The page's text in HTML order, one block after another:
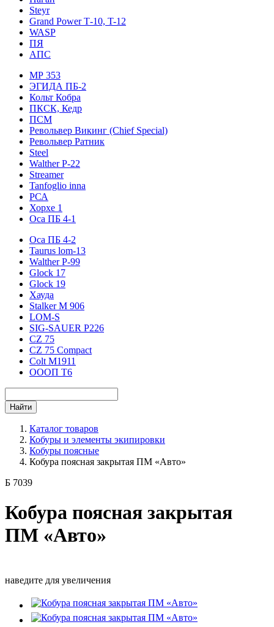
Steyr
Grand Power Т-10, T-12
WASP
ПЯ
АПС
МР 353
ЭГИДА ПБ-2
Кольт Кобра
ПКСК, Кедр
ПСМ
Револьвер Викинг (Chief Special)
Револьвер Ратник
Steel
Walther P-22
Streamer
Tanfoglio inna
РСА
Хорхе 1
Оса ПБ 4-1
Оса ПБ 4-2
Taurus lom-13
Walther P-99
Glock 17
Glock 19
Хауда
Stalker М 906
LOM-S
SIG-SAUER P226
CZ 75
CZ 75 Compact
Colt M1911
ОООП Т6
Каталог товаров
Кобуры и элементы экипировки
Кобуры поясные
Кобура поясная закрытая ПМ «Авто»
Б 7039
Кобура поясная закрытая
ПМ «Авто»
наведите для увеличения